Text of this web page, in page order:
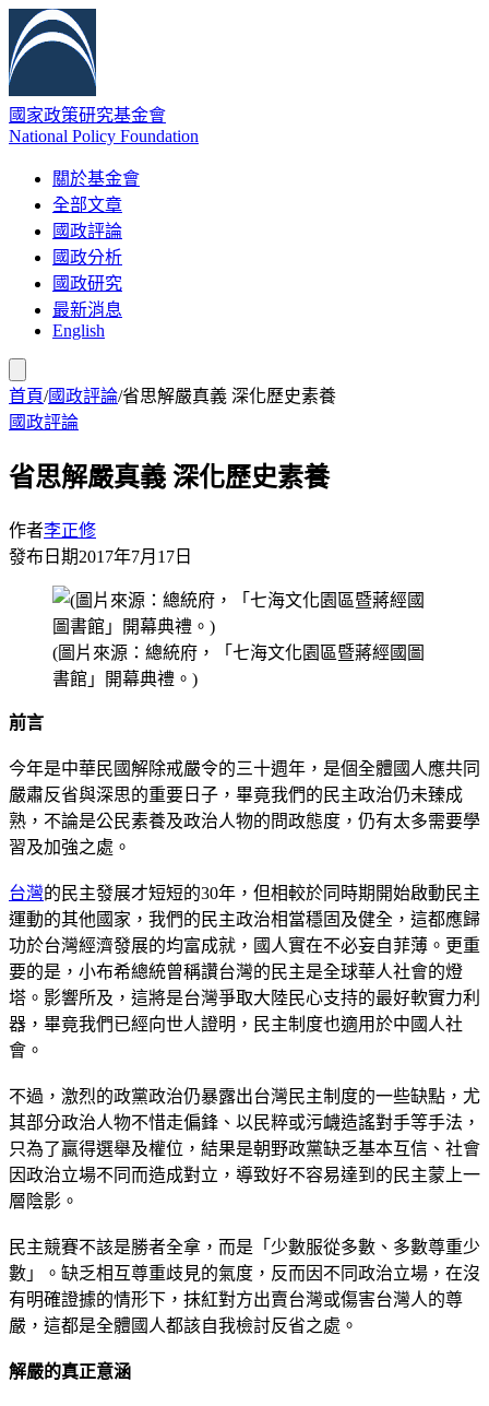
國家政策研究基金會
National Policy Foundation
關於基金會
全部文章
國政評論
國政分析
國政研究
最新消息
English
首頁/國政評論/省思解嚴真義 深化歷史素養
國政評論
省思解嚴真義 深化歷史素養
作者李正修
發布日期2017年7月17日
(圖片來源：總統府，「七海文化園區暨蔣經國圖
書館」開幕典禮。)
前言
今年是中華民國解除戒嚴令的三十週年，是個全體國人應共同
嚴肅反省與深思的重要日子，畢竟我們的民主政治仍未臻成
熟，不論是公民素養及政治人物的問政態度，仍有太多需要學
習及加強之處。
台灣的民主發展才短短的30年，但相較於同時期開始啟動民主
運動的其他國家，我們的民主政治相當穩固及健全，這都應歸
功於台灣經濟發展的均富成就，國人實在不必妄自菲薄。更重
要的是，小布希總統曾稱讚台灣的民主是全球華人社會的燈
塔。影響所及，這將是台灣爭取大陸民心支持的最好軟實力利
器，畢竟我們已經向世人證明，民主制度也適用於中國人社
會。
不過，激烈的政黨政治仍暴露出台灣民主制度的一些缺點，尤
其部分政治人物不惜走偏鋒、以民粹或污衊造謠對手等手法，
只為了贏得選舉及權位，結果是朝野政黨缺乏基本互信、社會
因政治立場不同而造成對立，導致好不容易達到的民主蒙上一
層陰影。
民主競賽不該是勝者全拿，而是「少數服從多數、多數尊重少
數」。缺乏相互尊重歧見的氣度，反而因不同政治立場，在沒
有明確證據的情形下，抹紅對方出賣台灣或傷害台灣人的尊
嚴，這都是全體國人都該自我檢討反省之處。
解嚴的真正意涵